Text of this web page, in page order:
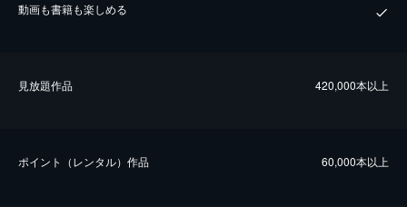
動画も書籍も楽しめる
⾒放題作品 420,000本以上
ポイント（レンタル）作品 60,000本以上